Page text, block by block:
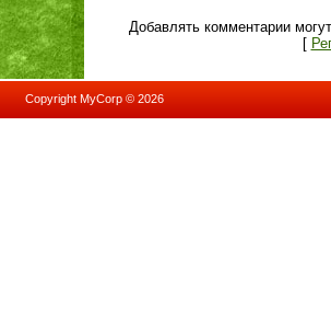
Добавлять комментарии
[
Copyright MyCorp © 2026